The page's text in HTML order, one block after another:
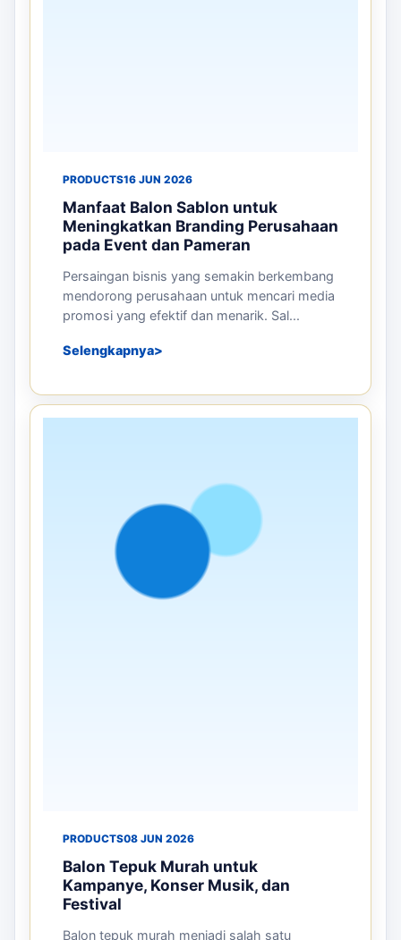
PRODUCTS16 JUN 2026
Manfaat Balon Sablon untuk
Meningkatkan Branding Perusahaan
pada Event dan Pameran
Persaingan bisnis yang semakin berkembang
mendorong perusahaan untuk mencari media
promosi yang efektif dan menarik. Sal...
Selengkapnya
PRODUCTS08 JUN 2026
Balon Tepuk Murah untuk
Kampanye, Konser Musik, dan
Festival
Balon tepuk murah menjadi salah satu